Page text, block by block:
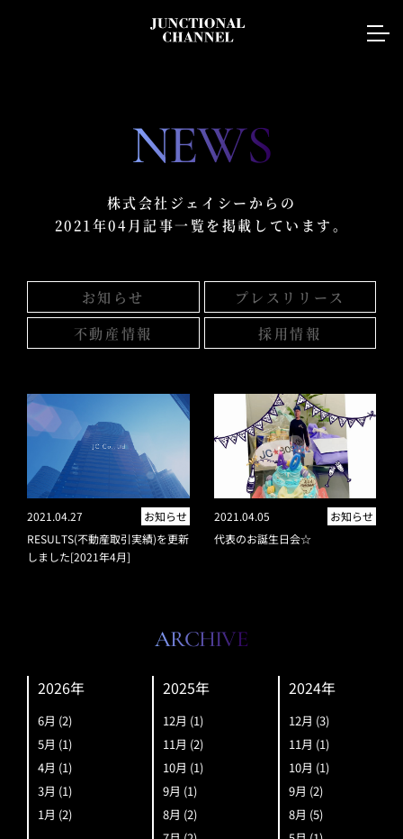
NEWS
株式会社ジェイシーからの
2021年04月記事一覧を掲載しています。
お知らせ
プレスリリース
不動産情報
採用情報
2021.04.27
お知らせ
RESULTS(不動産取引実績)を更新
しました[2021年4月]
2021.04.05
お知らせ
代表のお誕生日会☆
ARCHIVE
2026年
6月 (2)
5月 (1)
4月 (1)
3月 (1)
1月 (2)
2025年
12月 (1)
11月 (2)
10月 (1)
9月 (1)
8月 (2)
2024年
12月 (3)
11月 (1)
10月 (1)
9月 (2)
8月 (5)